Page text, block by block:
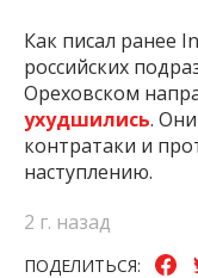
Как писал ранее
российских
Ореховском
ухудшились.
контратаки и
наступлению.
2 г. назад
ПОДЕЛИТЬСЯ: